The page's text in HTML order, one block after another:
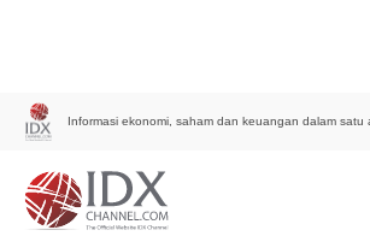
Informasi ekonomi, saham dan keuangan dalam satu